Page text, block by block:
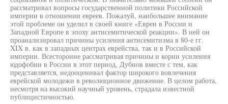
рассматривал вопросы государственной политики Российской
империи в отношении евреев. Пожалуй, наибольшее внимание
этой проблеме он уделил в своей книге «Евреи в России и
Западной Европе в эпоху антисемитической реакции». В ней он
проанализировал причины усиления антисемитизма в 80-е гг.
XIX в. как в западных центрах еврейства, так и в Российской
империи. Всесторонне рассматривая причины и корни усиления
юдофобии в России в этот период, Дубнов вместе с тем, как
представляется, недооценивал фактор широкого вовлечения
еврейской молодежи в революционное движение. В целом работа,
несмотря на высокий научный уровень, страдала известной
публицистичностью.